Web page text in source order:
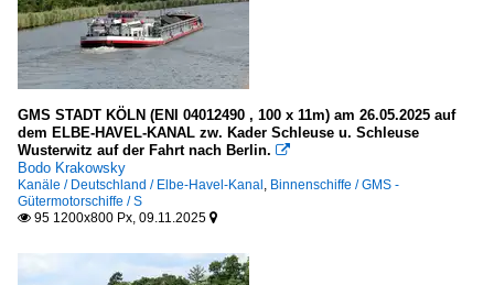
GMS STADT KÖLN (ENI 04012490 , 100 x 11m) am 26.05.2025 auf
dem ELBE-HAVEL-KANAL zw. Kader Schleuse u. Schleuse
Wusterwitz auf der Fahrt nach Berlin. 
Bodo Krakowsky
Kanäle / Deutschland / Elbe-Havel-Kanal Binnenschiffe / GMS -
Gütermotorschiffe / S
 95 1200x800 Px, 09.11.2025 